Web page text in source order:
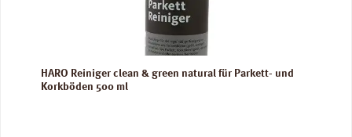
HARO Reiniger clean & green natural für Parkett- und
Korkböden 500 ml